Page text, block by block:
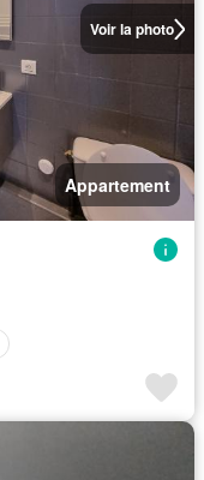
Voir la photo
Appartement